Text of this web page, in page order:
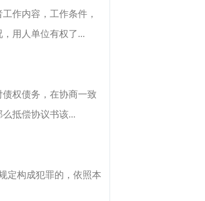
作内容，工作条件，
用人单位有权了...
权债务，在协商一致
抵偿协议书该...
定构成犯罪的，依照本